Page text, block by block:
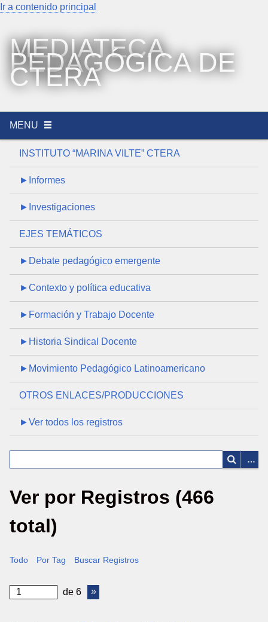
Ir a contenido principal
MEDIATECA
PEDAGÓGICA DE
CTERA
MENU
INSTITUTO “MARINA VILTE” CTERA
►Informes
►Investigaciones
EJES TEMÁTICOS
►Debate pedagógico emergente
►Contexto y política educativa
►Formación y Trabajo Docente
►Historia Sindical Docente
►Movimiento Pedagógico Latinoamericano
OTROS ENLACES/PRODUCCIONES
►Ver todos los registros
Ver por Registros (466
total)
Todo Por Tag Buscar Registros
de 6